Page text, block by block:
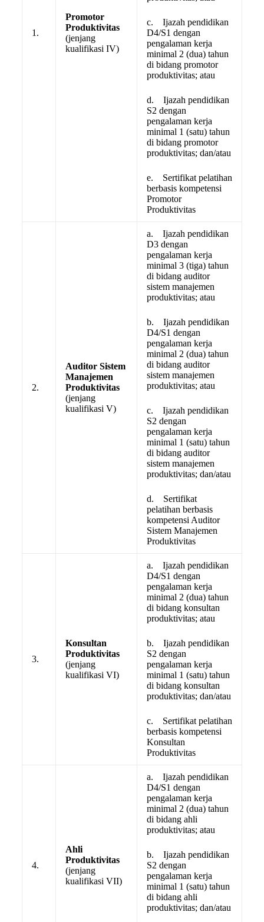
1.
Promotor
Produktivitas
(jenjang
kualifikasi IV)
c. Ijazah pendidikan
D4/S1 dengan
pengalaman kerja
minimal 2 (dua) tahun
di bidang promotor
produktivitas; atau
d. Ijazah pendidikan
S2 dengan
pengalaman kerja
minimal 1 (satu) tahun
di bidang promotor
produktivitas; dan/atau
e. Sertifikat pelatihan
berbasis kompetensi
Promotor
Produktivitas
2.
Auditor Sistem
Manajemen
Produktivitas
(jenjang
kualifikasi V)
a. Ijazah pendidikan
D3 dengan
pengalaman kerja
minimal 3 (tiga) tahun
di bidang auditor
sistem manajemen
produktivitas; atau
b. Ijazah pendidikan
D4/S1 dengan
pengalaman kerja
minimal 2 (dua) tahun
di bidang auditor
sistem manajemen
produktivitas; atau
c. Ijazah pendidikan
S2 dengan
pengalaman kerja
minimal 1 (satu) tahun
di bidang auditor
sistem manajemen
produktivitas; dan/atau
d. Sertifikat
pelatihan berbasis
kompetensi Auditor
Sistem Manajemen
Produktivitas
3.
Konsultan
Produktivitas
(jenjang
kualifikasi VI)
a. Ijazah pendidikan
D4/S1 dengan
pengalaman kerja
minimal 2 (dua) tahun
di bidang konsultan
produktivitas; atau
b. Ijazah pendidikan
S2 dengan
pengalaman kerja
minimal 1 (satu) tahun
di bidang konsultan
produktivitas; dan/atau
c. Sertifikat pelatihan
berbasis kompetensi
Konsultan
Produktivitas
4.
Ahli
Produktivitas
(jenjang
kualifikasi VII)
a. Ijazah pendidikan
D4/S1 dengan
pengalaman kerja
minimal 2 (dua) tahun
di bidang ahli
produktivitas; atau
b. Ijazah pendidikan
S2 dengan
pengalaman kerja
minimal 1 (satu) tahun
di bidang ahli
produktivitas; dan/atau